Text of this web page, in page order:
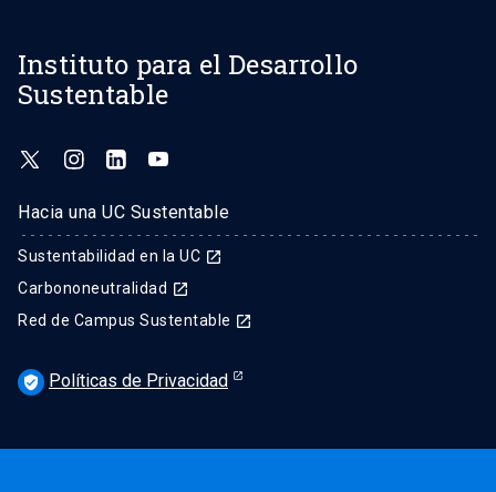
Instituto para el Desarrollo
Sustentable
Hacia una UC Sustentable
Sustentabilidad en la UC launch
Carbononeutralidad launch
Red de Campus Sustentable launch
verified_user Políticas de Privacidad